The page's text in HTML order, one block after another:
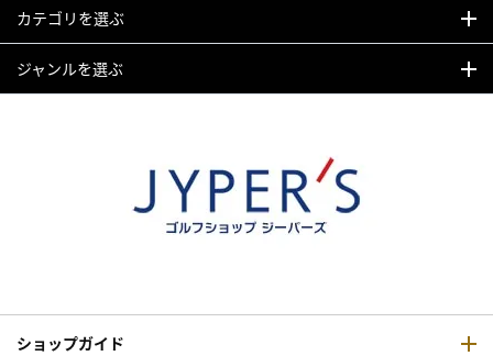
カテゴリを選ぶ
ジャンルを選ぶ
ショップガイド